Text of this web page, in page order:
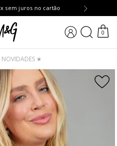
sem juros no cartão
0
★